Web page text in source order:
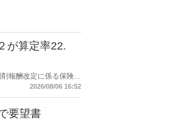
が算定率22.
報酬改定に係る保険薬
が22.1％から3.3％へ大
2026/08/06 16:52
要望書